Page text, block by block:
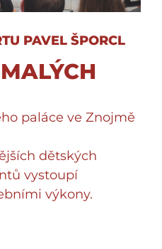
PAVEL ŠPORCL
paláce ve Znojmě
dětských
vystoupí
výkony.